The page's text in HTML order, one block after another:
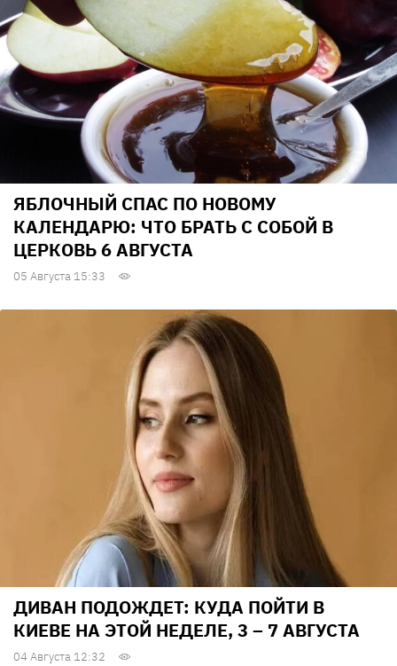
ЯБЛОЧНЫЙ СПАС ПО НОВОМУ
КАЛЕНДАРЮ: ЧТО БРАТЬ С СОБОЙ В
ЦЕРКОВЬ 6 АВГУСТА
05 Августа 15:33
ДИВАН ПОДОЖДЕТ: КУДА ПОЙТИ В
КИЕВЕ НА ЭТОЙ НЕДЕЛЕ, 3 – 7 АВГУСТА
04 Августа 12:32